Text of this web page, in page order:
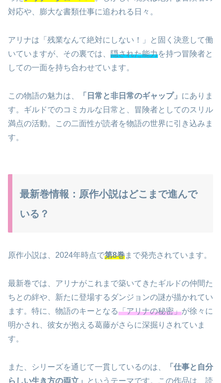
対応や、膨大な書類仕事に追われる日々。
アリナは「残業なんて絶対にしない！」と固く決意して働
いていますが、その裏では、 隠された能力を持つ冒険者と
しての一面を持ち合わせています。
この物語の魅力は、 「日常と非日常のギャップ」 にありま
す。ギルドでのコミカルな日常と、冒険者としてのスリル
満点の活動。この二面性が読者を物語の世界に引き込みま
す。
最新巻情報：原作小説はどこまで進んで
いる？
原作小説は、2024年時点で第8巻まで発売されています。
最新巻では、アリナがこれまで築いてきたギルドの仲間た
ちとの絆や、新たに登場するダンジョンの謎が描かれてい
ます。特に、物語のキーとなる「アリナの秘密」が徐々に
明かされ、彼女が抱える葛藤がさらに深掘りされていま
す。
また、シリーズを通じて一貫しているのは、
「仕事と自分
らしい生き方の両立」
というテーマです。この作品は、読